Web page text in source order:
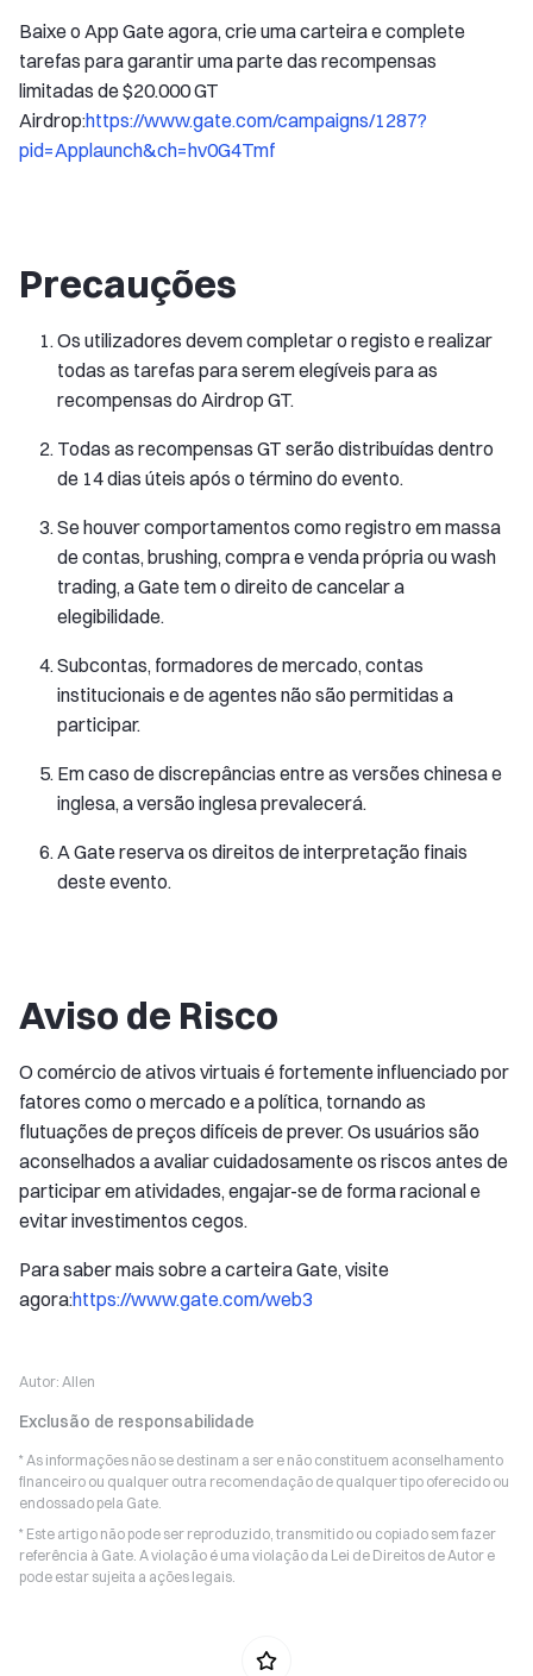
Baixe o App Gate agora, crie uma carteira e complete
tarefas para garantir uma parte das recompensas
limitadas de $20.000 GT
Airdrop:https://www.gate.com/campaigns/1287?
pid=Applaunch&ch=hv0G4Tmf
Precauções
Os utilizadores devem completar o registo e realizar
todas as tarefas para serem elegíveis para as
recompensas do Airdrop GT.
Todas as recompensas GT serão distribuídas dentro
de 14 dias úteis após o término do evento.
Se houver comportamentos como registro em massa
de contas, brushing, compra e venda própria ou wash
trading, a Gate tem o direito de cancelar a
elegibilidade.
Subcontas, formadores de mercado, contas
institucionais e de agentes não são permitidas a
participar.
Em caso de discrepâncias entre as versões chinesa e
inglesa, a versão inglesa prevalecerá.
A Gate reserva os direitos de interpretação finais
deste evento.
Aviso de Risco
O comércio de ativos virtuais é fortemente influenciado por
fatores como o mercado e a política, tornando as
flutuações de preços difíceis de prever. Os usuários são
aconselhados a avaliar cuidadosamente os riscos antes de
participar em atividades, engajar-se de forma racional e
evitar investimentos cegos.
Para saber mais sobre a carteira Gate, visite
agora:https://www.gate.com/web3
Autor: Allen
Exclusão de responsabilidade
* As informações não se destinam a ser e não constituem aconselhamento
financeiro ou qualquer outra recomendação de qualquer tipo oferecido ou
endossado pela Gate.
* Este artigo não pode ser reproduzido, transmitido ou copiado sem fazer
referência à Gate. A violação é uma violação da Lei de Direitos de Autor e
pode estar sujeita a ações legais.